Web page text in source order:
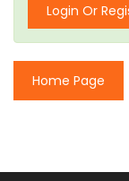
Login Or
Home Page